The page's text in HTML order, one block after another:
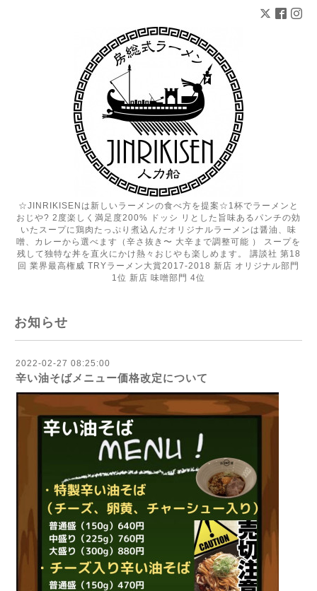
☆JINRIKISENは新しいラーメンの食べ方を提案☆1杯でラーメンと
おじや? 2度楽しく満足度200% ドッシ リとした旨味あるパンチの効
いたスープに鶏肉たっぷり煮込んだオリジナルラーメンは醤油、味
噌、カレーから選べます（辛さ抜き〜 大辛まで調整可能 ） スープを
残して独特な丼を直火にかけ熱々おじやも楽しめます。 講談社 第18
回 業界最高権威 TRYラーメン大賞2017-2018 新店 オリジナル部門
1位 新店 味噌部門 4位
お知らせ
2022-02-27 08:25:00
辛い油そばメニュー価格改定について